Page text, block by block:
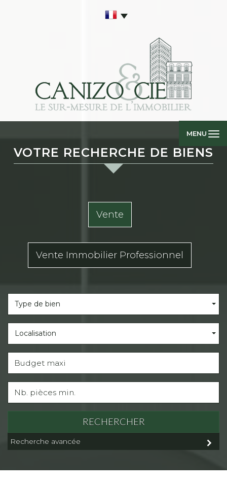
MENU
VOTRE RECHERCHE DE BIENS
Vente
Vente Immobilier Professionnel
Type de bien
Localisation
RECHERCHER
Recherche avancée